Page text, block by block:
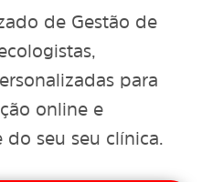
de Gestão de
para
online e
seu seu clínica.